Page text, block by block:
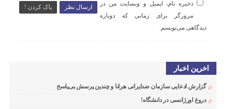
ارسال نظر پاک کردن !
ذخیره نام، ایمیل و وبسایت من در
مرورگر برای زمانی که دوباره
دیدگاهی می‌نویسم.
اخرین اخبار
گزارش ادعایی سازمان ضدایرانی هرانا و چندین پرسش بی‌پاسخ
دروغ اورژانسی در دانشگاه!